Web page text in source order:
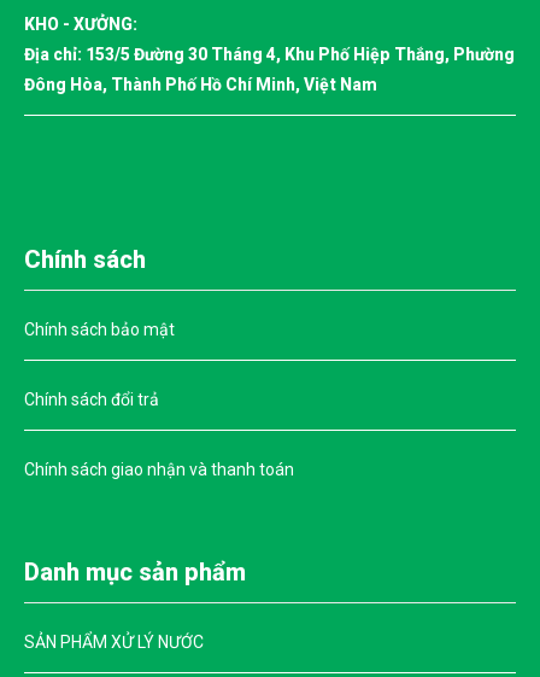
HÓA CHẤT VI SINH XỬ LÝ NƯỚC THẢI CÓ THỰC SỰ
HIỆU QUẢ KHÔNG?
TCCA DẠNG BỘT CÓ TỐT HƠN SO VỚI TCCA DẠNG
AXIT TRICHLOROISOCYANURIC ĐƯỢC SỬ DỤNG
TRONG HỒ BƠI CÓ SẠCH KHÔNG?
TCCA DẠNG VIÊN - ỨNG DỤNG RỘNG RÃI TRONG NUÔI
KHO - XƯỞNG:
Địa chỉ: 153/5 Đường 30 Tháng 4, Khu Phố Hiệp Thắng, Phường
Đông Hòa, Thành Phố Hồ Chí Minh, Việt Nam
Chính sách
Chính sách bảo mật
Chính sách đổi trả
Chính sách giao nhận và thanh toán
Danh mục sản phẩm
SẢN PHẨM XỬ LÝ NƯỚC